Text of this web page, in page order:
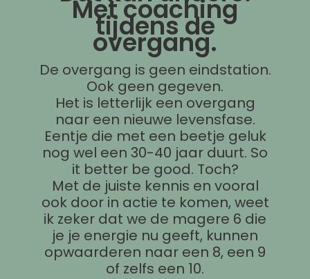
Met coaching
tijdens de
overgang.
De overgang is geen eindstation.
Ook geen gegeven.
Het is letterlijk een overgang
naar een nieuwe levensfase.
Eentje die met een beetje geluk
nog wel een 30-40 jaar duurt. So
it better be good. Toch?
Met de juiste kennis en vooral
ook door in actie te komen, weet
ik zeker dat we de magere 6 die
je je energie nu geeft, kunnen
opwaarderen naar een 8, een 9
of zelfs een 10.